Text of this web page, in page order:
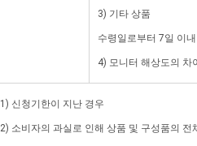
3) 기타 상품
수령일로부터 7일 이
4) 모니터 해상도의 차
1) 신청기한이 지난 경우
2) 소비자의 과실로 인해 상품 및 구성품의